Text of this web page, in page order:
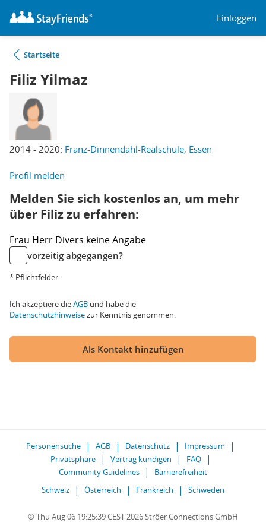
Einloggen
Startseite
Filiz Yilmaz
2014 - 2020: Franz-Dinnendahl-Realschule, Essen
Profil melden
Melden Sie sich kostenlos an, um mehr
über Filiz zu erfahren:
Frau Herr Divers keine Angabe
vorzeitig abgegangen?
* Pflichtfelder
Ich akzeptiere dieAGB und habe die
Datenschutzhinweisezur Kenntnis genommen.
Als Kontakt hinzufügen
Personensuche AGB Datenschutz
Impressum
Privatsphäre
Vertrag kündigen
FAQ
Community Guidelines
Barrierefreiheit
Schweiz
Österreich Frankreich Schweden
© Thu Aug 06 19:25:39 CEST 2026 Ströer Connections GmbH